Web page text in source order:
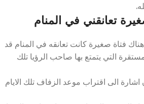
تعانقني في المنام
فتاة صغيرة كانت تعانقه في المنام قد
التي يتمتع بها صاحب الرؤيا تلك
الى اقتراب موعد الزفاف تلك الايام